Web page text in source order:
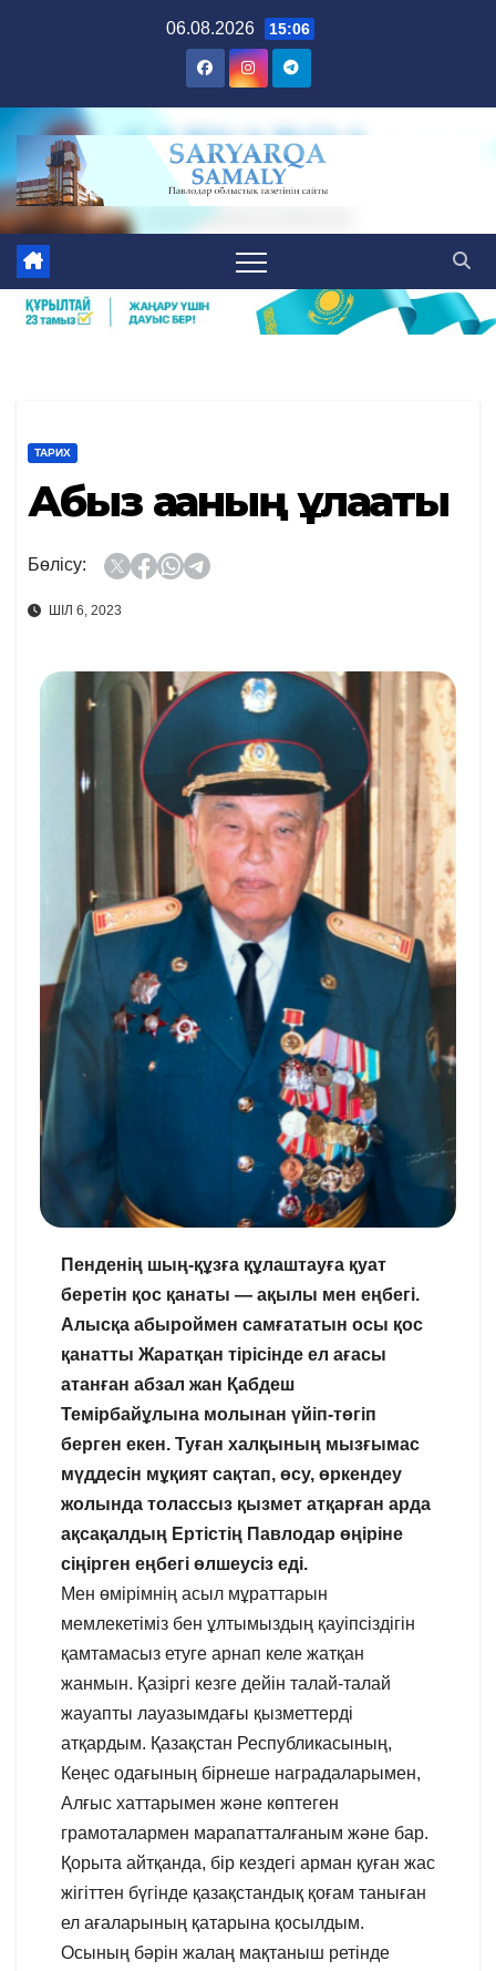
06.08.2026 15:06
ТАРИХ
Абыз ағаның ұлағаты
Бөлісу:
ШІЛ 6, 2023
Пенденің шың-құзға құлаштауға қуат
беретін қос қанаты — ақылы мен еңбегі.
Алысқа абыроймен самғататын осы қос
қанатты Жаратқан тірісінде ел ағасы
атанған абзал жан Қабдеш
Темірбайұлына молынан үйіп-төгіп
берген екен. Туған халқының мызғымас
мүддесін мұқият сақтап, өсу, өркендеу
жолында толассыз қызмет атқарған арда
ақсақалдың Ертістің Павлодар өңіріне
сіңірген еңбегі өлшеусіз еді.
Мен өмірімнің асыл мұраттарын
мемлекетіміз бен ұлтымыздың қауіпсіздігін
қамтамасыз етуге арнап келе жатқан
жанмын. Қазіргі кезге дейін талай-талай
жауапты лауазымдағы қызметтерді
атқардым. Қазақстан Республикасының,
Кеңес одағының бірнеше наградаларымен,
Алғыс хаттарымен және көптеген
грамоталармен марапатталғаным және бар.
Қорыта айтқанда, бір кездегі арман қуған жас
жігіттен бүгінде қазақстандық қоғам таныған
ел ағаларының қатарына қосылдым.
Осының бәрін жалаң мақтаныш ретінде